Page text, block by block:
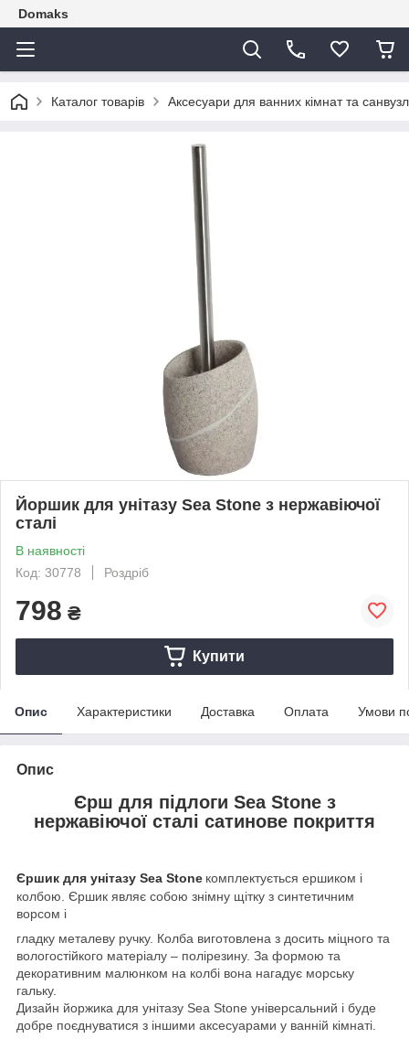
Domaks
Каталог товарів Аксесуари для ванних кімнат та
Йоршик для унітазу Sea Stone з нержавіючої
сталі
В наявності
Код: 30778
Роздріб
798 ₴
Купити
Опис Характеристики Доставка Оплата Умови
Опис
Єрш для підлоги Sea Stone з
нержавіючої сталі сатинове покриття
Єршик для унітазу Sea Stone комплектується ершиком і
колбою. Єршик являє собою знімну щітку з синтетичним
ворсом і
гладку металеву ручку. Колба виготовлена з досить міцного та
вологостійкого матеріалу – полірезину. За формою та
декоративним малюнком на колбі вона нагадує морську
гальку.
Дизайн йоржика для унітазу Sea Stone універсальний і буде
добре поєднуватися з іншими аксесуарами у ванній кімнаті.